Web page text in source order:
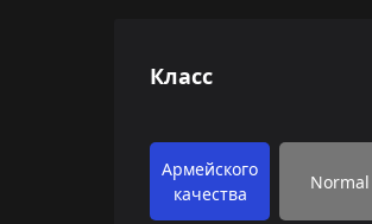
Класс
Армейского
качества
Normal